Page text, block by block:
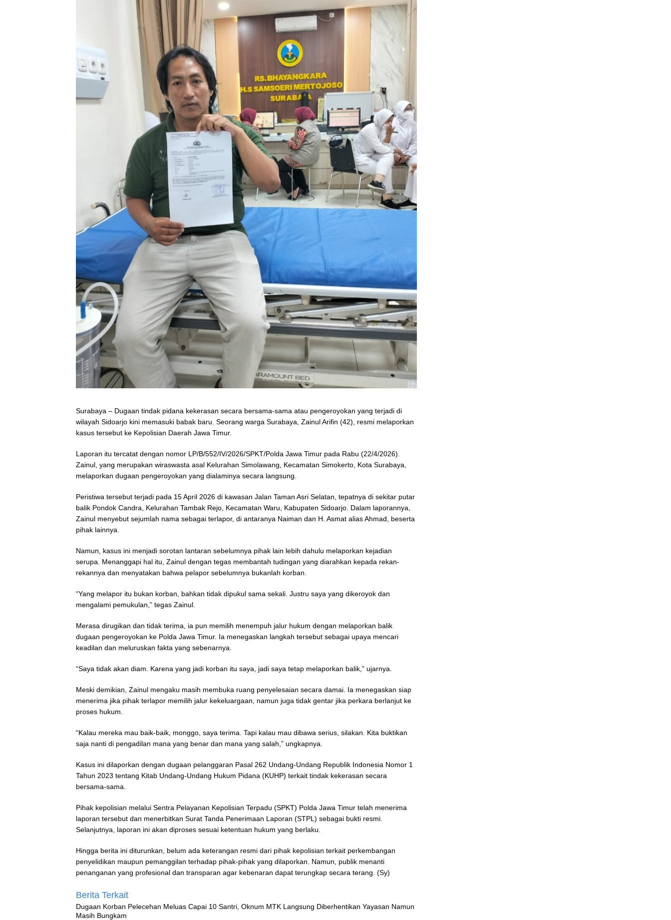
Surabaya – Dugaan tindak pidana kekerasan secara bersama-sama atau pengeroyokan yang terjadi di
wilayah Sidoarjo kini memasuki babak baru. Seorang warga Surabaya, Zainul Arifin (42), resmi melaporkan
kasus tersebut ke Kepolisian Daerah Jawa Timur.
Laporan itu tercatat dengan nomor LP/B/552/IV/2026/SPKT/Polda Jawa Timur pada Rabu (22/4/2026).
Zainul, yang merupakan wiraswasta asal Kelurahan Simolawang, Kecamatan Simokerto, Kota Surabaya,
melaporkan dugaan pengeroyokan yang dialaminya secara langsung.
Peristiwa tersebut terjadi pada 15 April 2026 di kawasan Jalan Taman Asri Selatan, tepatnya di sekitar putar
balik Pondok Candra, Kelurahan Tambak Rejo, Kecamatan Waru, Kabupaten Sidoarjo. Dalam laporannya,
Zainul menyebut sejumlah nama sebagai terlapor, di antaranya Naiman dan H. Asmat alias Ahmad, beserta
pihak lainnya.
Namun, kasus ini menjadi sorotan lantaran sebelumnya pihak lain lebih dahulu melaporkan kejadian
serupa. Menanggapi hal itu, Zainul dengan tegas membantah tudingan yang diarahkan kepada rekan-
rekannya dan menyatakan bahwa pelapor sebelumnya bukanlah korban.
“Yang melapor itu bukan korban, bahkan tidak dipukul sama sekali. Justru saya yang dikeroyok dan
mengalami pemukulan,” tegas Zainul.
Merasa dirugikan dan tidak terima, ia pun memilih menempuh jalur hukum dengan melaporkan balik
dugaan pengeroyokan ke Polda Jawa Timur. Ia menegaskan langkah tersebut sebagai upaya mencari
keadilan dan meluruskan fakta yang sebenarnya.
“Saya tidak akan diam. Karena yang jadi korban itu saya, jadi saya tetap melaporkan balik,” ujarnya.
Meski demikian, Zainul mengaku masih membuka ruang penyelesaian secara damai. Ia menegaskan siap
menerima jika pihak terlapor memilih jalur kekeluargaan, namun juga tidak gentar jika perkara berlanjut ke
proses hukum.
“Kalau mereka mau baik-baik, monggo, saya terima. Tapi kalau mau dibawa serius, silakan. Kita buktikan
saja nanti di pengadilan mana yang benar dan mana yang salah,” ungkapnya.
Kasus ini dilaporkan dengan dugaan pelanggaran Pasal 262 Undang-Undang Republik Indonesia Nomor 1
Tahun 2023 tentang Kitab Undang-Undang Hukum Pidana (KUHP) terkait tindak kekerasan secara
bersama-sama.
Pihak kepolisian melalui Sentra Pelayanan Kepolisian Terpadu (SPKT) Polda Jawa Timur telah menerima
laporan tersebut dan menerbitkan Surat Tanda Penerimaan Laporan (STPL) sebagai bukti resmi.
Selanjutnya, laporan ini akan diproses sesuai ketentuan hukum yang berlaku.
Hingga berita ini diturunkan, belum ada keterangan resmi dari pihak kepolisian terkait perkembangan
penyelidikan maupun pemanggilan terhadap pihak-pihak yang dilaporkan. Namun, publik menanti
penanganan yang profesional dan transparan agar kebenaran dapat terungkap secara terang. (Sy)
Berita Terkait
‎Dugaan Korban Pelecehan Meluas Capai 10 Santri, Oknum MTK Langsung Diberhentikan Yayasan Namun
Masih Bungkam